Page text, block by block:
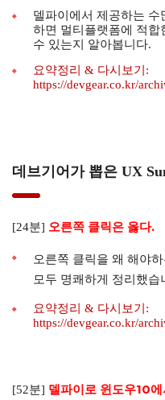
델파이에서 제공하는
하면 멀티플랫폼에 적합
수 있는지 알아봅니다.
요약정리 & 다시보기:
https://devgear.co.kr/
데브기어가 뽑은 UX
[24분] 오른쪽 클릭은 옳다.
오른쪽 클릭을 왜 해야
모두 명쾌하게 정리했습
요약정리 & 다시보기:
https://devgear.co.kr/
[52분] 델파이로 윈도우10